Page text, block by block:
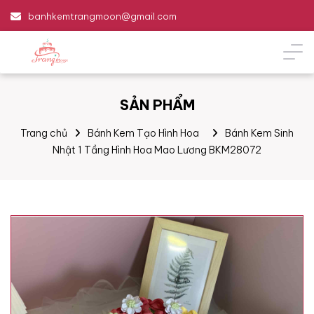
banhkemtrangmoon@gmail.com
SẢN PHẨM
Trang chủ Bánh Kem Tạo Hình Hoa
Bánh Kem Sinh
Nhật 1 Tầng Hình Hoa Mao Lương BKM28072